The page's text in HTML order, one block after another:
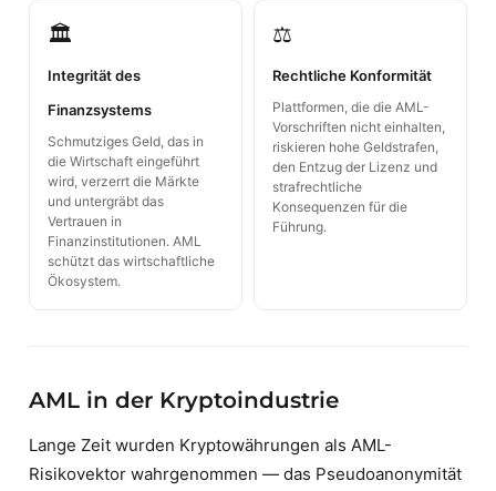
🏛️
Integrität des
Finanzsystems
Schmutziges Geld, das in
die Wirtschaft eingeführt
wird, verzerrt die Märkte
und untergräbt das
Vertrauen in
Finanzinstitutionen. AML
schützt das wirtschaftliche
Ökosystem.
⚖️
Rechtliche Konformität
Plattformen, die die AML-
Vorschriften nicht einhalten,
riskieren hohe Geldstrafen,
den Entzug der Lizenz und
strafrechtliche
Konsequenzen für die
Führung.
AML in der Kryptoindustrie
Lange Zeit wurden Kryptowährungen als AML-
Risikovektor wahrgenommen — das Pseudoanonymität